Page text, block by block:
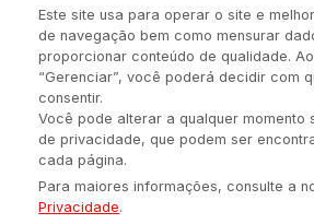
(54) 98434-8385
Política de privacidade Configuração de
É proibida a reprodução do conteúdo desta
meio de comunicação, eletrônico ou
Este site usa para operar o site e
de navegação bem como mensurar
proporcionar conteúdo de qualidade.
“Gerenciar”, você poderá decidir com
consentir.
Você pode alterar a qualquer momento
de privacidade, que podem ser
cada página.
Para maiores informações, consulte a
Privacidade.